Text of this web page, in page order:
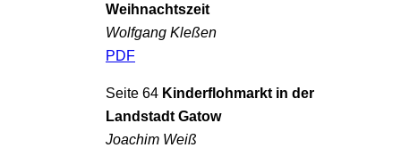
Weihnachtszeit
Wolfgang Kleßen
PDF
Seite 64 Kinderflohmarkt in der
Landstadt Gatow
Joachim Weiß